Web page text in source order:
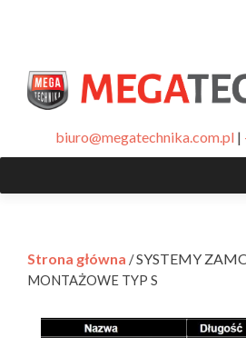
biuro@megatechnika.com.pl |
Strona główna /SYSTEMY
MONTAŻOWE TYP S